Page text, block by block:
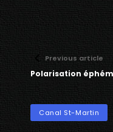
Previous article
Polarisation
TAGSCanal St-Martin